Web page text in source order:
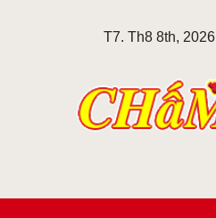
T7. Th8 8th, 2026